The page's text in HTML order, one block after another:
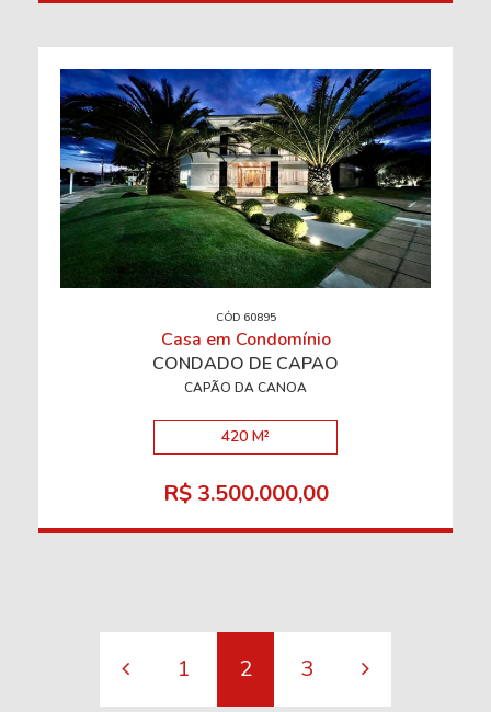
CÓD 60895
Casa em Condomínio
CONDADO DE CAPÃO
CAPÃO DA CANOA
420 M²
R$ 3.500.000,00
1 2 3